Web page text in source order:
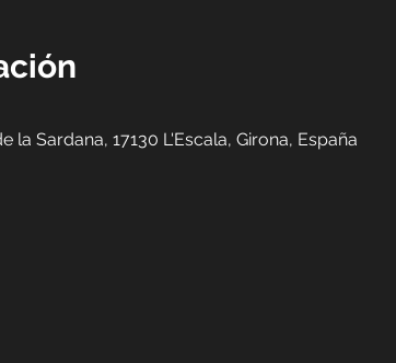
la Sardana, 17130 L'Escala, Girona, España